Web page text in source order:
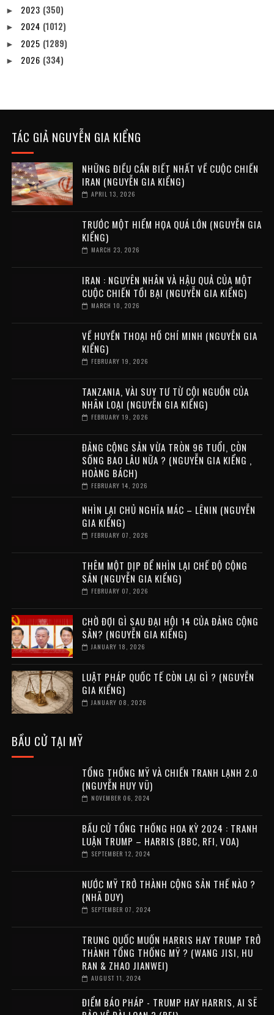
► 2023 (350)
► 2024 (1012)
► 2025 (1289)
► 2026 (334)
TÁC GIẢ NGUYỄN GIA KIỂNG
NHỮNG ĐIỀU CẦN BIẾT NHẤT VỀ CUỘC CHIẾN
IRAN (NGUYỄN GIA KIỂNG)
APRIL 13, 2026
TRƯỚC MỘT HIỂM HỌA QUÁ LỚN (NGUYỄN GIA
KIỂNG)
MARCH 23, 2026
IRAN : NGUYÊN NHÂN VÀ HẬU QUẢ CỦA MỘT
CUỘC CHIẾN TỒI BẠI (NGUYỄN GIA KIỂNG)
MARCH 10, 2026
VỀ HUYỀN THOẠI HỒ CHÍ MINH (NGUYỄN GIA
KIỂNG)
FEBRUARY 19, 2026
TANZANIA, VÀI SUY TƯ TỪ CỘI NGUỒN CỦA
NHÂN LOẠI (NGUYỄN GIA KIỂNG)
FEBRUARY 19, 2026
ĐẢNG CỘNG SẢN VỪA TRÒN 96 TUỔI, CÒN
SỐNG BAO LÂU NỮA ? (NGUYỄN GIA KIỂNG ,
HOÀNG BÁCH)
FEBRUARY 14, 2026
NHÌN LẠI CHỦ NGHĨA MÁC – LÊNIN (NGUYỄN
GIA KIỂNG)
FEBRUARY 07, 2026
THÊM MỘT DỊP ĐỂ NHÌN LẠI CHẾ ĐỘ CỘNG
SẢN (NGUYỄN GIA KIỂNG)
FEBRUARY 07, 2026
CHỜ ĐỢI GÌ SAU ĐẠI HỘI 14 CỦA ĐẢNG CỘNG
SẢN? (NGUYỄN GIA KIỂNG)
JANUARY 18, 2026
LUẬT PHÁP QUỐC TẾ CÒN LẠI GÌ ? (NGUYỄN
GIA KIỂNG)
JANUARY 08, 2026
BẦU CỬ TẠI MỸ
TỔNG THỐNG MỸ VÀ CHIẾN TRANH LẠNH 2.0
(NGUYỄN HUY VŨ)
NOVEMBER 06, 2024
BẦU CỬ TỔNG THỐNG HOA KỲ 2024 : TRANH
LUẬN TRUMP – HARRIS (BBC, RFI, VOA)
SEPTEMBER 12, 2024
NƯỚC MỸ TRỞ THÀNH CỘNG SẢN THẾ NÀO ?
(NHÃ DUY)
SEPTEMBER 07, 2024
TRUNG QUỐC MUỐN HARRIS HAY TRUMP TRỞ
THÀNH TỔNG THỐNG MỸ ? (WANG JISI, HU
RAN & ZHAO JIANWEI)
AUGUST 11, 2024
ĐIỂM BÁO PHÁP - TRUMP HAY HARRIS, AI SẼ